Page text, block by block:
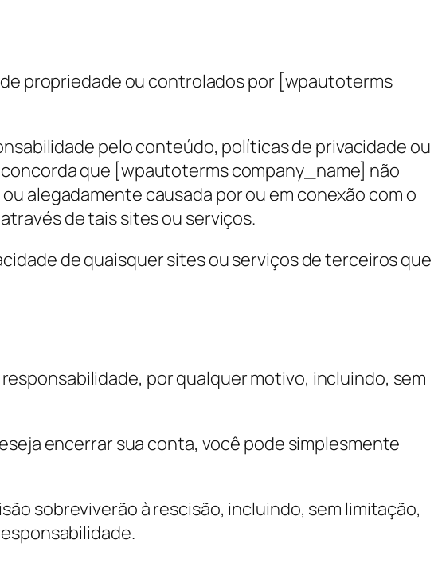
propriedade ou controlados por [wpautoterms
pelo conteúdo, políticas de privacidade ou
que [wpautoterms company_name] não
alegadamente causada por ou em conexão com o
de tais sites ou serviços.
de quaisquer sites ou serviços de terceiros que
por qualquer motivo, incluindo, sem
encerrar sua conta, você pode simplesmente
sobreviverão à rescisão, incluindo, sem limitação,